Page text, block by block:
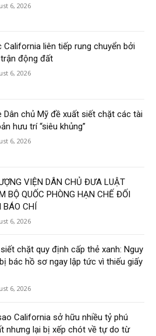
6, 2026
California liên tiếp rung chuyển bởi
trận động đất
6, 2026
Dân chủ Mỹ đề xuất siết chặt các tài
hưu trí “siêu khủng”
6, 2026
VIỆN DÂN CHỦ ĐƯA LUẬT
BỘ QUỐC PHÒNG HẠN CHẾ ĐỐI
BÁO CHÍ
6, 2026
siết chặt quy định cấp thẻ xanh: Nguy
bác hồ sơ ngay lập tức vì thiếu giấy
6, 2026
California sở hữu nhiều tỷ phú
nhưng lại bị xếp chót về tự do từ